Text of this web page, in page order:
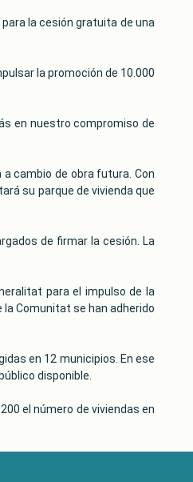
la cesión gratuita de una
la promoción de 10.000
en nuestro compromiso de
cambio de obra futura. Con
su parque de vivienda que
de firmar la cesión. La
para el impulso de la
Comunitat se han adherido
en 12 municipios. En ese
disponible.
el número de viviendas en